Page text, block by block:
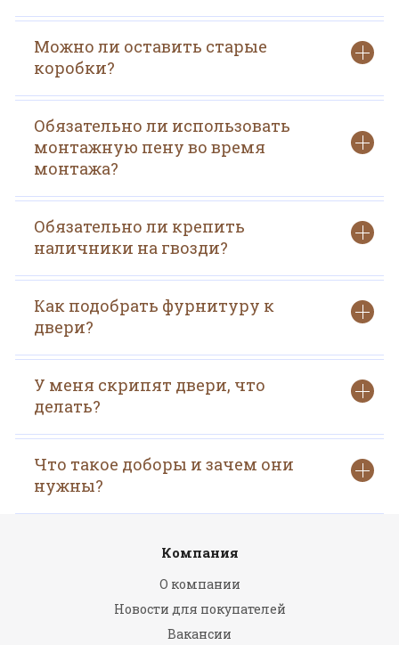
Можно ли оставить старые
коробки?
Обязательно ли использовать
монтажную пену во время
монтажа?
Обязательно ли крепить
наличники на гвозди?
Как подобрать фурнитуру к
двери?
У меня скрипят двери, что
делать?
Что такое доборы и зачем они
нужны?
Компания
О компании
Новости для покупателей
Вакансии